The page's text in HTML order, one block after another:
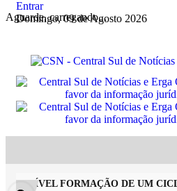
Aguarde, carregando...
Entrar
Domingo, 09 de Agosto 2026
FORMAÇÃO DE UM